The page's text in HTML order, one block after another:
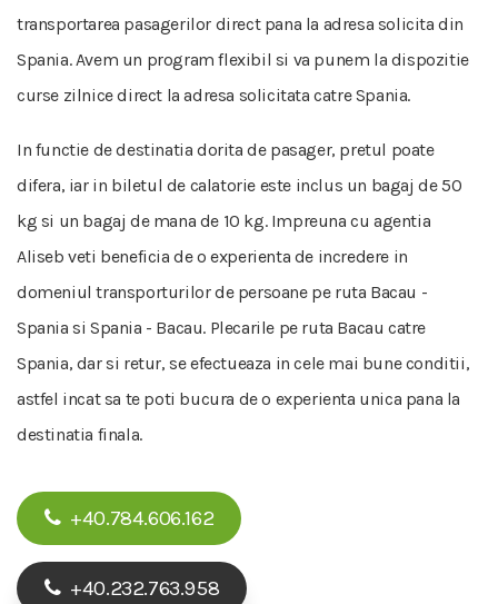
transportarea pasagerilor direct pana la adresa solicita din
Spania. Avem un program flexibil si va punem la dispozitie
curse zilnice direct la adresa solicitata catre Spania.
In functie de destinatia dorita de pasager, pretul poate
difera, iar in biletul de calatorie este inclus un bagaj de 50
kg si un bagaj de mana de 10 kg. Impreuna cu agentia
Aliseb veti beneficia de o experienta de incredere in
domeniul transporturilor de persoane pe ruta Bacau -
Spania si Spania - Bacau. Plecarile pe ruta Bacau catre
Spania, dar si retur, se efectueaza in cele mai bune conditii,
astfel incat sa te poti bucura de o experienta unica pana la
destinatia finala.
+40.784.606.162
+40.232.763.958